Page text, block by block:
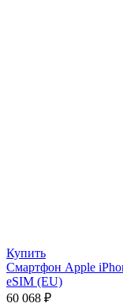
Купить
Смартфон Apple
eSIM (EU)
60 068 ₽